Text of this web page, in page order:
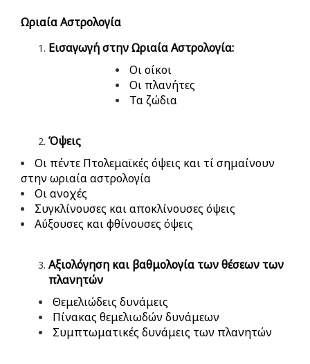
Ωριαία Αστρολογία
Εισαγωγή στην Ωριαία Αστρολογία:
Οι οίκοι
Οι πλανήτες
Τα ζώδια
Όψεις
Οι πέντε Πτολεμαϊκές όψεις και τί σημαίνουν
στην ωριαία αστρολογία
Οι ανοχές
Συγκλίνουσες και αποκλίνουσες όψεις
Αύξουσες και φθίνουσες όψεις
Αξιολόγηση και βαθμολογία των θέσεων των
πλανητών
Θεμελιώδεις δυνάμεις
Πίνακας θεμελιωδών δυνάμεων
Συμπτωματικές δυνάμεις των πλανητών